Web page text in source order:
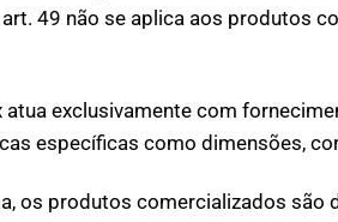
49 não se aplica aos produtos
atua exclusivamente com
específicas como dimensões,
os produtos comercializados são